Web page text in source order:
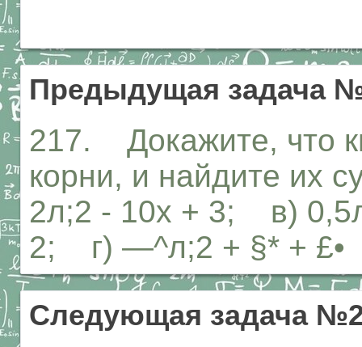
Предыдущая задача
217. Докажите, что
корни, и найдите их
2л;2 - 10х + 3; в)
2; г) —^л;2 + §* + £•
Следующая задача